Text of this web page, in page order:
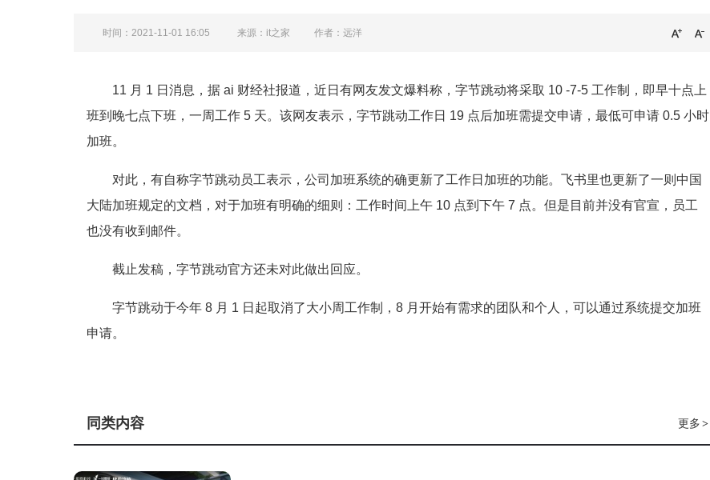
时间：2021-11-01 16:05 来源：it之家 作者：远洋
11 月 1 日消息，据 ai 财经社报道，近日有网友发文爆料称，字节跳动将采取 10 -7-5 工作制，即早十点上
班到晚七点下班，一周工作 5 天。该网友表示，字节跳动工作日 19 点后加班需提交申请，最低可申请 0.5 小时
加班。
对此，有自称字节跳动员工表示，公司加班系统的确更新了工作日加班的功能。飞书里也更新了一则中国
大陆加班规定的文档，对于加班有明确的细则：工作时间上午 10 点到下午 7 点。但是目前并没有官宣，员工
也没有收到邮件。
截止发稿，字节跳动官方还未对此做出回应。
字节跳动于今年 8 月 1 日起取消了大小周工作制，8 月开始有需求的团队和个人，可以通过系统提交加班
申请。
更多 >
同类内容